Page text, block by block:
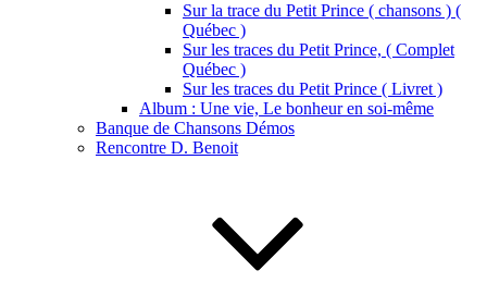
Sur la trace du Petit Prince ( chansons ) (
Québec )
Sur les traces du Petit Prince, ( Complet
Québec )
Sur les traces du Petit Prince ( Livret )
Album : Une vie, Le bonheur en soi-même
Banque de Chansons Démos
Rencontre D. Benoit